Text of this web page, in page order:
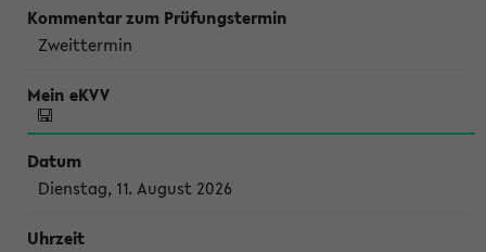
Zweittermin
Dienstag, 11. August 2026